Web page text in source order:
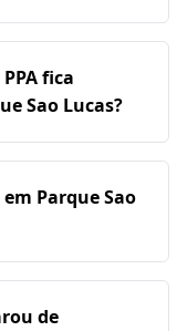
fica
Sao Lucas?
Parque Sao
de